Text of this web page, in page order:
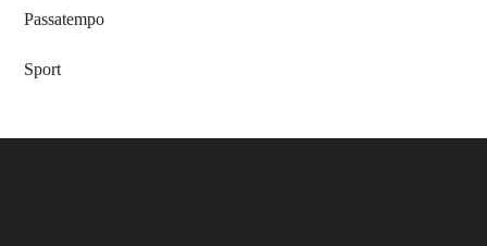
Passatempo
Sport